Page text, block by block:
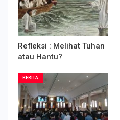
Refleksi : Melihat Tuhan
atau Hantu?
BERITA